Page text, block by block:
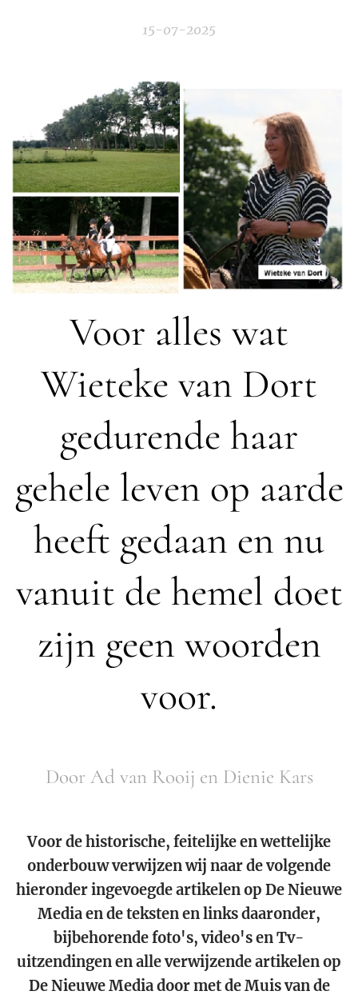
15-07-2025
Voor alles wat
Wieteke van Dort
gedurende haar
gehele leven op aarde
heeft gedaan en nu
vanuit de hemel doet
zijn geen woorden
voor.
Door Ad van Rooij en Dienie Kars
Voor de historische, feitelijke en wettelijke
onderbouw verwijzen wij naar de volgende
hieronder ingevoegde artikelen op De Nieuwe
Media en de teksten en links daaronder,
bijbehorende foto's, video's en Tv-
uitzendingen en alle verwijzende artikelen op
De Nieuwe Media door met de Muis van de